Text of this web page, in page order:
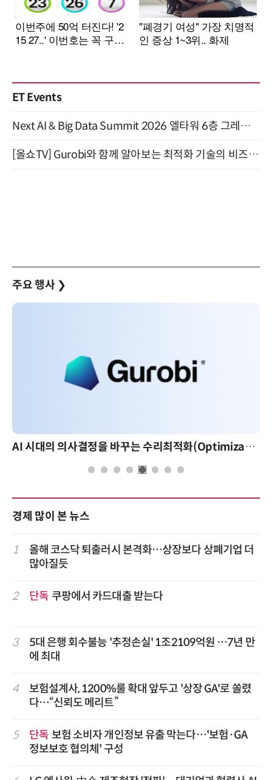
ET Events
Next AI & Big Data Summit 2026 엘타워 6층 그레이스홀 개최 (9/18)
[올쇼TV] Gurobi와 함께 알아보는 최적화 기술의 비즈니스 활용 (8월 20일 생방송)
주요 행사 ❯
AI 시대의 의사결정을 바꾸는 수리최적화(Optimization): 실제 산업 적용 사례와 활용 전략
경제 많이 본 뉴스
1
올해 코스닥 퇴출러시 본격화…상장보다 상폐기업 더
많아질듯
2 단독 쿠팡에서 카드대출 받는다
3
5대 은행 회수불능 '추정손실' 1조2109억원 …7년 만
에 최대
4
보험설계사, 1200%룰 확대 앞두고 '상장 GA'로 쏠렸
다…“신뢰도 메리트”
5 단독 보험 소비자 개인정보 유출 막는다…'보험·GA
정보보호 협의체' 구성